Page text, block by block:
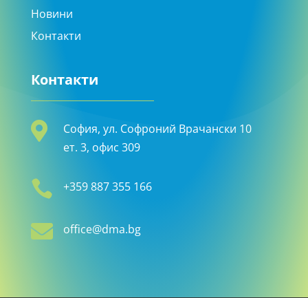
Новини
Контакти
Контакти

София, ул. Софроний Врачански 10
ет. 3, офис 309
 +359 887 355 166
 office@dma.bg